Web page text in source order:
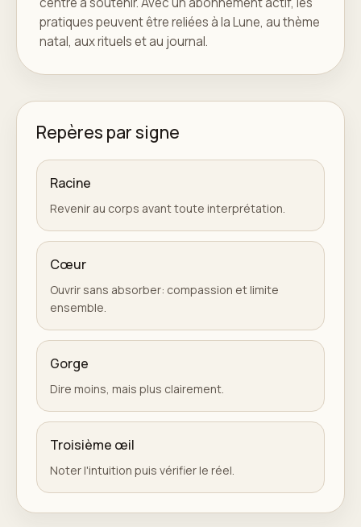
pratiques peuvent être reliées à la Lune, au thème
natal, aux rituels et au journal.
Repères par signe
Racine
Revenir au corps avant toute interprétation.
Cœur
Ouvrir sans absorber: compassion et limite
ensemble.
Gorge
Dire moins, mais plus clairement.
Troisième œil
Noter l'intuition puis vérifier le réel.